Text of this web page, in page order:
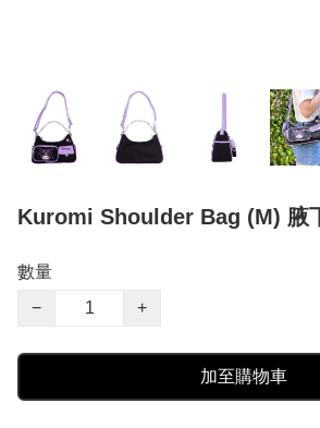
Kuromi Shoulder Bag (M) 腋
數量
−
+
加至購物車